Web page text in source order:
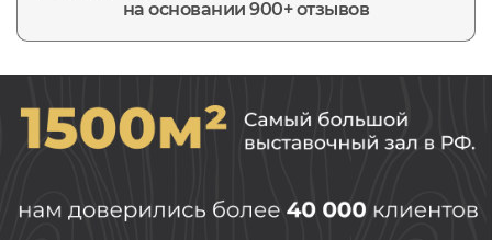
на основании 900+ отзывов